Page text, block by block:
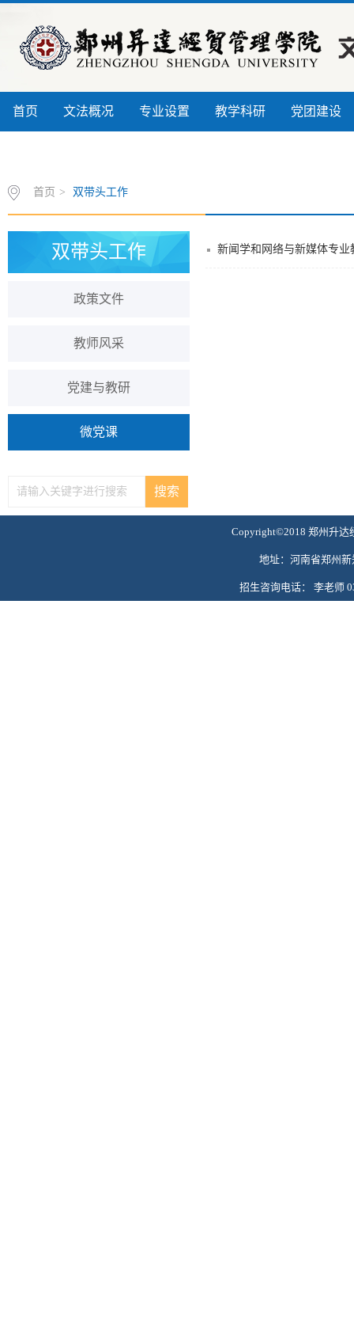
首页 文法概况 专业设置 教学科研 党团建设
首页 > 双带头工作
双带头工作
政策文件
教师风采
党建与教研
微党课
新闻学和网络与新媒体专
Copyright©2018 郑州升达
地址：河南省郑州
招生咨询电话： 李老师